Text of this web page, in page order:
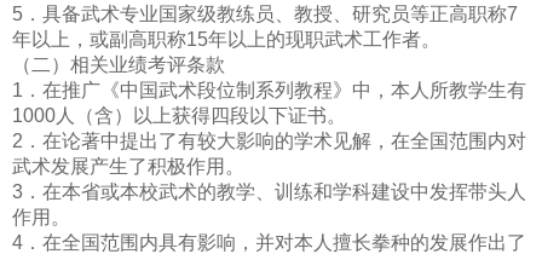
5．具备武术专业国家级教练员、教授、研究员等正高职称7
年以上，或副高职称15年以上的现职武术工作者。
（二）相关业绩考评条款
1．在推广《中国武术段位制系列教程》中，本人所教学生有
1000人（含）以上获得四段以下证书。
2．在论著中提出了有较大影响的学术见解，在全国范围内对
武术发展产生了积极作用。
3．在本省或本校武术的教学、训练和学科建设中发挥带头人
作用。
4．在全国范围内具有影响，并对本人擅长拳种的发展作出了